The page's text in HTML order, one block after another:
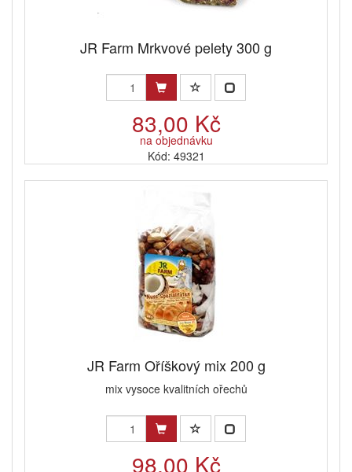
JR Farm Mrkvové pelety 300 g
83,00 Kč
na objednávku
Kód: 49321
JR Farm Oříškový mix 200 g
mix vysoce kvalitních ořechů
98,00 Kč